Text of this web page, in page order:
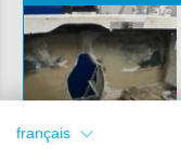
français